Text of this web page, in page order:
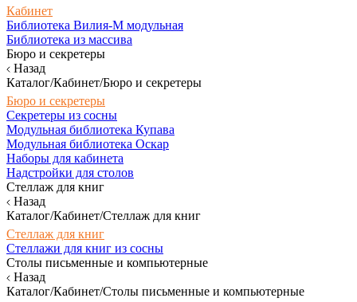
Кабинет
Библиотека Вилия-М модульная
Библиотека из массива
Бюро и секретеры
Назад
Каталог/Кабинет/Бюро и секретеры
Бюро и секретеры
Секретеры из сосны
Модульная библиотека Купава
Модульная библиотека Оскар
Наборы для кабинета
Надстройки для столов
Стеллаж для книг
Назад
Каталог/Кабинет/Стеллаж для книг
Стеллаж для книг
Стеллажи для книг из сосны
Столы письменные и компьютерные
Назад
Каталог/Кабинет/Столы письменные и компьютерные